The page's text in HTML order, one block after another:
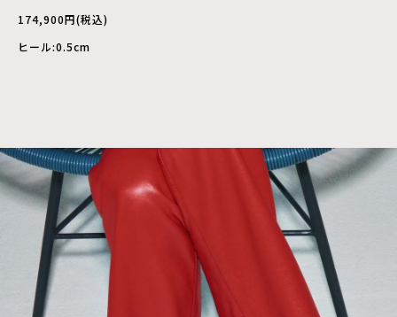
174,900円(税込)
ヒール:0.5cm